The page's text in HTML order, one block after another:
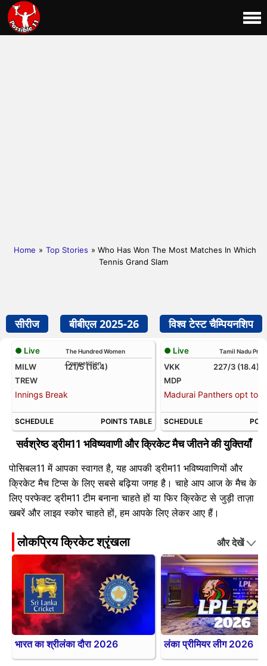
Home » Top Stories » Who Has Won The Most Matches In Which
Tennis Grand Slam
सीरीज बीबीएल 2025-26 विश्व टेस्ट चैम्पियनशिप
● Live
The Hundred Women
Competition
MILW
121/5 (16.4)
TREW
Innings Break
SCHEDULE POINTS TABLE
● Live Tamil Nadu
VKK
227/3 (18.4)
MDP
Madurai Panthers opt to
SCHEDULE
सर्वश्रेष्ठ ड्रीम11 भविष्यवाणी और क्रिकेट मैच जीतने की युक्तियाँ
पोसिबल11 में आपका स्वागत है, यह आपकी ड्रीम11 भविष्यवाणियों और
क्रिकेट मैच टिप्स के लिए सबसे बढ़िया जगह है। चाहे आप आज के मैच के
लिए परफेक्ट ड्रीम11 टीम बनाना चाहते हों या फिर क्रिकेट से जुड़ी ताज़ा
खबरें और लाइव स्कोर चाहते हों, हम आपके लिए लेकर आए हैं।
लोकप्रिय क्रिकेट श्रृंखला और देखें
भारत का श्रीलंका दौरा 2026 लंका प्रीमियर लीग 2026